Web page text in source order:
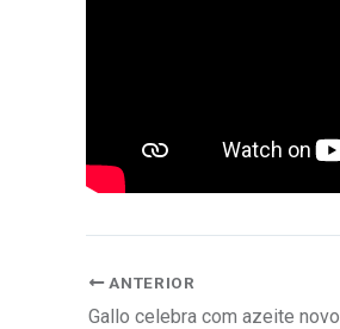
ANTERIOR
Gallo celebra com azeite novo